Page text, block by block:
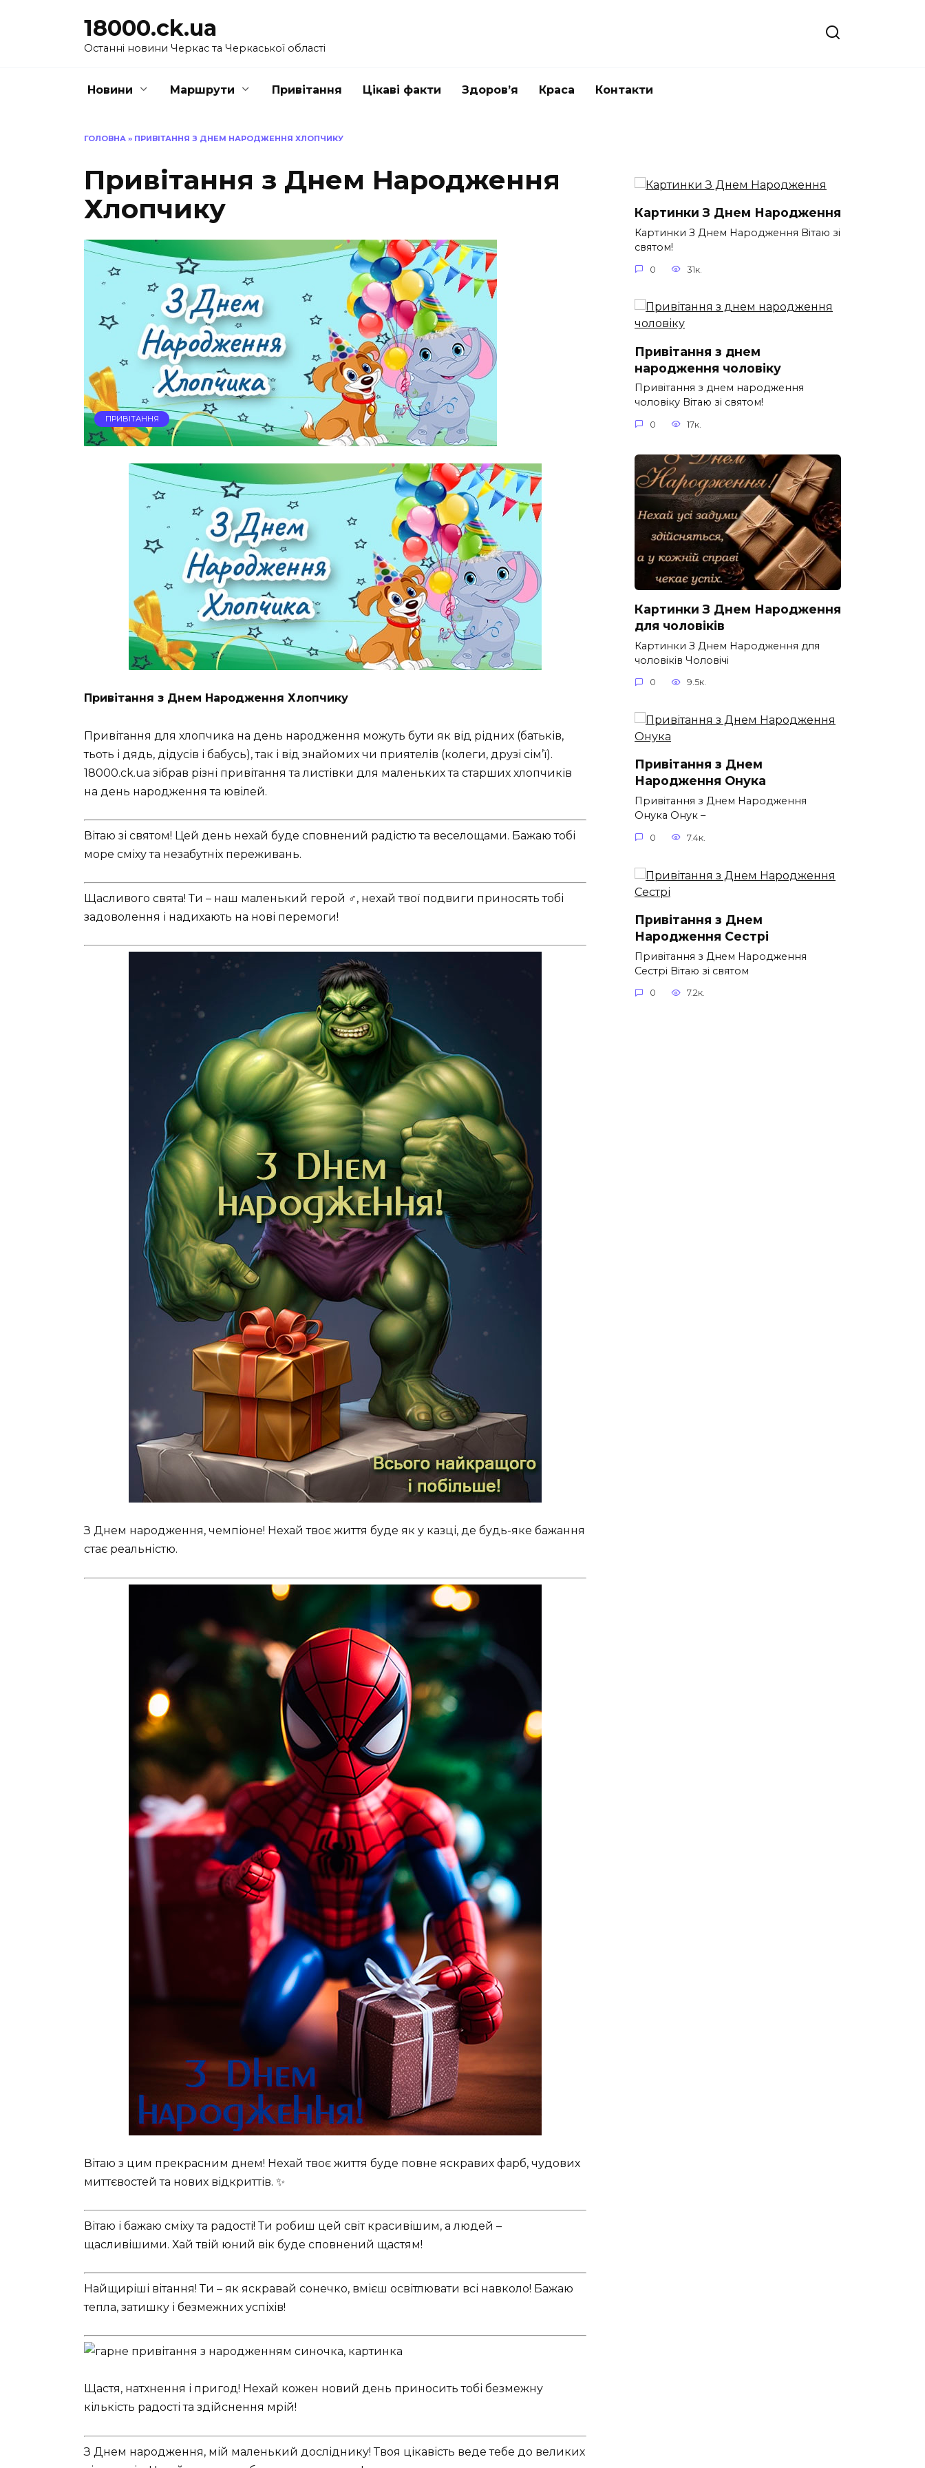
18000.ck.ua
Останні новини Черкас та Черкаської області
Новини Маршрути Привітання Цікаві факти Здоров’я Краса Контакти
ГОЛОВНА » ПРИВІТАННЯ З ДНЕМ НАРОДЖЕННЯ ХЛОПЧИКУ
Привітання з Днем Народження
Хлопчику
ПРИВІТАННЯ
Привітання з Днем Народження Хлопчику
Привітання для хлопчика на день народження можуть бути як від рідних (батьків,
тьоть і дядь, дідусів і бабусь), так і від знайомих чи приятелів (колеги, друзі сім’ї).
18000.ck.ua зібрав різні привітання та листівки для маленьких та старших хлопчиків
на день народження та ювілей.
Вітаю зі святом! Цей день нехай буде сповнений радістю та веселощами. Бажаю тобі
море сміху та незабутніх переживань.
Щасливого свята! Ти – наш маленький герой ‍♂️, нехай твої подвиги приносять тобі
задоволення і надихають на нові перемоги!
З Днем народження, чемпіоне! Нехай твоє життя буде як у казці, де будь-яке бажання
стає реальністю.
Вітаю з цим прекрасним днем! Нехай твоє життя буде повне яскравих фарб, чудових
миттєвостей та нових відкриттів. ✨
Вітаю і бажаю сміху та радості! Ти робиш цей світ красивішим, а людей –
щасливішими. Хай твій юний вік буде сповнений щастям!
Найщиріші вітання! Ти – як яскравай сонечко, вмієш освітлювати всі навколо! Бажаю
тепла, затишку і безмежних успіхів!
Щастя, натхнення і пригод! Нехай кожен новий день приносить тобі безмежну
кількість радості та здійснення мрій!
З Днем народження, мій маленький досліднику! Твоя цікавість веде тебе до великих
Картинки З Днем Народження
Картинки З Днем Народження Вітаю зі
святом!
0 31к.
Привітання з днем
народження чоловіку
Привітання з днем народження
чоловіку Вітаю зі святом!
0 17к.
Картинки З Днем Народження
для чоловіків​
Картинки З Днем Народження для
чоловіків​ Чоловічі
0 9.5к.
Привітання з Днем
Народження Онука
Привітання з Днем Народження
Онука Онук –
0 7.4к.
Привітання з Днем
Народження Сестрі
Привітання з Днем Народження
Сестрі Вітаю зі святом
0 7.2к.